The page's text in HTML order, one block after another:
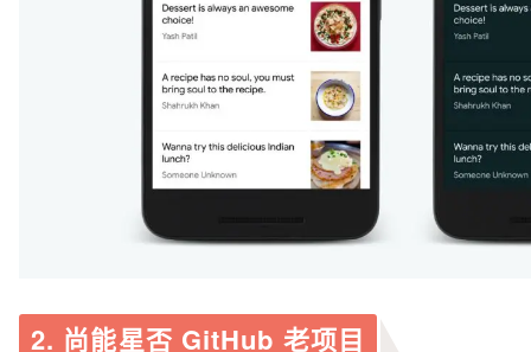
2. 尚能星否 GitHub 老项目